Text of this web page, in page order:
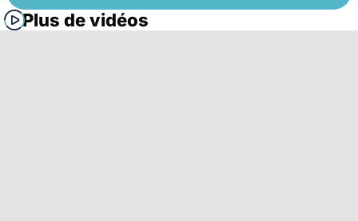
Plus de vidéos